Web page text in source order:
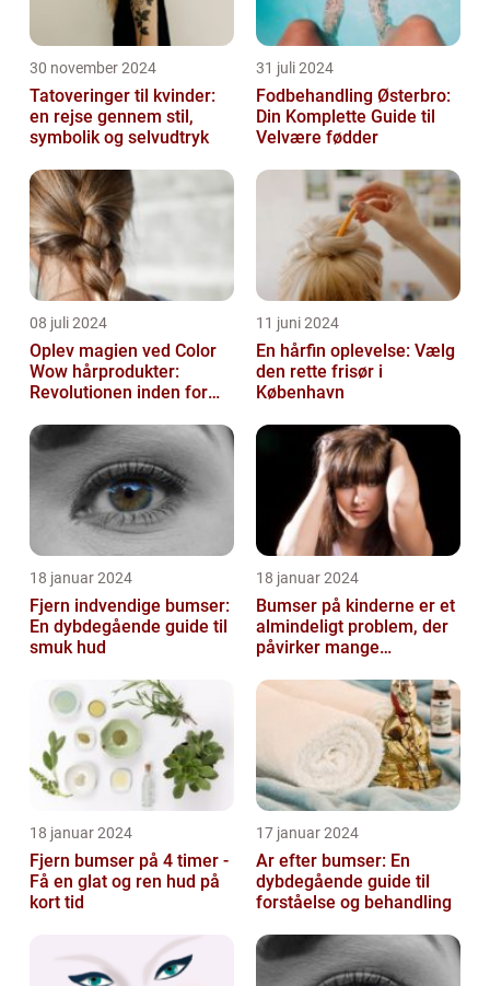
30 november 2024
Tatoveringer til kvinder:
en rejse gennem stil,
symbolik og selvudtryk
31 juli 2024
Fodbehandling Østerbro:
Din Komplette Guide til
Velvære fødder
08 juli 2024
Oplev magien ved Color
Wow hårprodukter:
Revolutionen inden for
11 juni 2024
En hårfin oplevelse: Vælg
den rette frisør i
København
18 januar 2024
Fjern indvendige bumser:
En dybdegående guide til
smuk hud
18 januar 2024
Bumser på kinderne er et
almindeligt problem, der
påvirker mange
aldre og ba...
18 januar 2024
Fjern bumser på 4 timer -
Få en glat og ren hud på
kort tid
17 januar 2024
Ar efter bumser: En
dybdegående guide til
forståelse og behandling